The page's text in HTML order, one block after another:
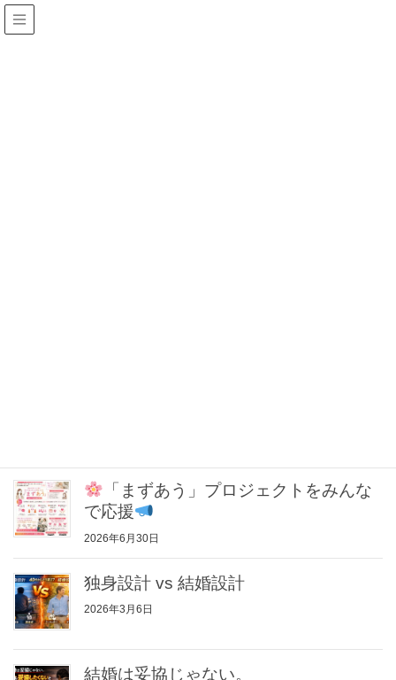
「まずあう」プロジェクトをみんな
で応援
2026年6月30日
独身設計 vs 結婚設計
2026年3月6日
結婚は妥協じゃない。